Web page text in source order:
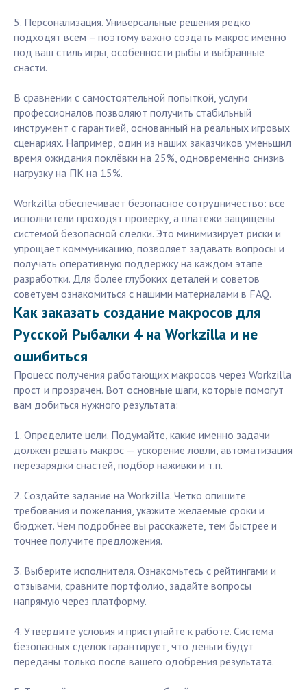
5. Персонализация. Универсальные решения редко
подходят всем – поэтому важно создать макрос именно
под ваш стиль игры, особенности рыбы и выбранные
снасти.
В сравнении с самостоятельной попыткой, услуги
профессионалов позволяют получить стабильный
инструмент с гарантией, основанный на реальных игровых
сценариях. Например, один из наших заказчиков уменьшил
время ожидания поклёвки на 25%, одновременно снизив
нагрузку на ПК на 15%.
Workzilla обеспечивает безопасное сотрудничество: все
исполнители проходят проверку, а платежи защищены
системой безопасной сделки. Это минимизирует риски и
упрощает коммуникацию, позволяет задавать вопросы и
получать оперативную поддержку на каждом этапе
разработки. Для более глубоких деталей и советов
советуем ознакомиться с нашими материалами в FAQ.
Как заказать создание макросов для
Русской Рыбалки 4 на Workzilla и не
ошибиться
Процесс получения работающих макросов через Workzilla
прост и прозрачен. Вот основные шаги, которые помогут
вам добиться нужного результата:
1. Определите цели. Подумайте, какие именно задачи
должен решать макрос — ускорение ловли, автоматизация
перезарядки снастей, подбор наживки и т.п.
2. Создайте задание на Workzilla. Четко опишите
требования и пожелания, укажите желаемые сроки и
бюджет. Чем подробнее вы расскажете, тем быстрее и
точнее получите предложения.
3. Выберите исполнителя. Ознакомьтесь с рейтингами и
отзывами, сравните портфолио, задайте вопросы
напрямую через платформу.
4. Утвердите условия и приступайте к работе. Система
безопасных сделок гарантирует, что деньги будут
переданы только после вашего одобрения результата.